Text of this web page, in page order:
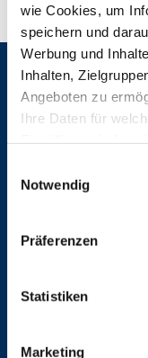
wie Cookies, um
speichern und
Werbung und
Inhalten,
Angeboten zu
Ihre Daten für
widerrufen
Ihr Gerät
verarbeitet werden,
Notwendig
Präferenzen
Statistiken
Marketing
116-0-
Ob